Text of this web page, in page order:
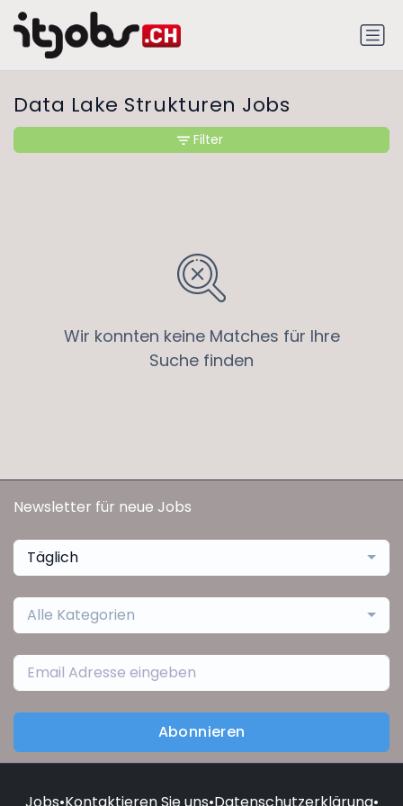
Data Lake Strukturen Jobs
Wir konnten keine Matches für Ihre
Suche finden
Filter
Newsletter für neue Jobs
Täglich
Alle Kategorien
Abonnieren
Jobs•Kontaktieren Sie uns•Datenschutzerklärung•